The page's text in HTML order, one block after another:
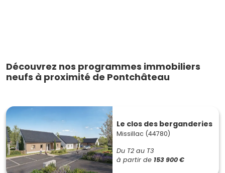
Découvrez nos programmes immobiliers
neufs à proximité de Pontchâteau
Le clos des berganderies
Missillac (44780)
Du T2 au T3
à partir de 153 900 €